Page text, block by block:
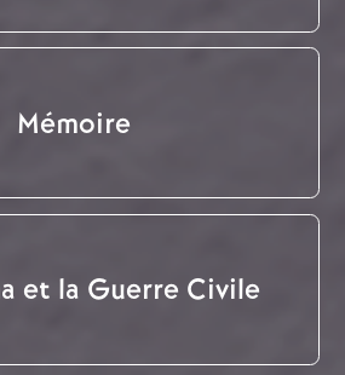
Mémoire
et la Guerre Civile